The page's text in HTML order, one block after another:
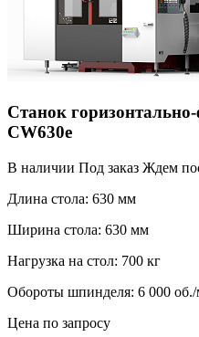
Станок
CW630e
В наличии Под заказ Ждем
Длина стола: 630 мм
Ширина стола: 630 мм
Нагрузка на стол: 700 кг
Обороты шпинделя: 6 000
Цена по запросу